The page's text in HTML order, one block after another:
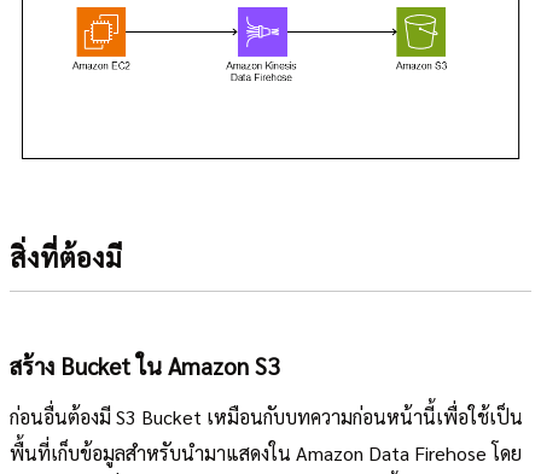
สิ่งที่ต้องมี
สร้าง Bucket ใน Amazon S3
ก่อนอื่นต้องมี S3 Bucket เหมือนกับบทความก่อนหน้านี้เพื่อใช้เป็น
พื้นที่เก็บข้อมูลสำหรับนำมาแสดงใน Amazon Data Firehose โดย